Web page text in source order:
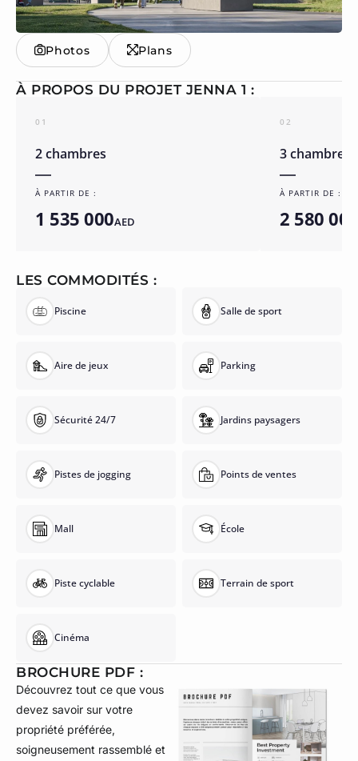
Photos Plans
À PROPOS DU PROJET JENNA 1 :
01
2 chambres
À PARTIR DE :
1 535 000AED
02
3 chambres
À PARTIR DE :
2 580 000
LES COMMODITÉS :
Piscine Salle de sport
Aire de jeux Parking
Sécurité 24/7 Jardins paysagers
Pistes de jogging Points de ventes
Mall École
Piste cyclable Terrain de sport
Cinéma
BROCHURE PDF :
Découvrez tout ce que vous
devez savoir sur votre
propriété préférée,
soigneusement rassemblé et